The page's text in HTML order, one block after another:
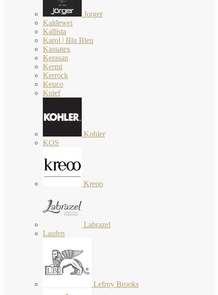
Jorger
Kaldewei
Kallista
Karol | Blu Bleu
Kassatex
Kerasan
Kermi
Kerrock
Keuco
Knief
Kohler
KOS
Kreoo
Labrazel
Laufen
Lefroy Brooks